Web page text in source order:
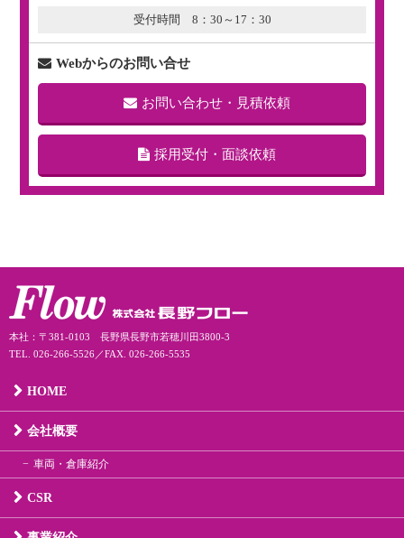
受付時間 8：30～17：30
Webからのお問い合せ
お問い合わせ・見積依頼
採用受付・面談依頼
本社：〒381-0103 長野県長野市若穂川田3800-3
TEL. 026-266-5526／FAX. 026-266-5535
HOME
会社概要
車両・倉庫紹介
CSR